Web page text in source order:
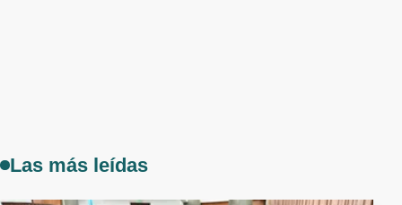
Las más leídas